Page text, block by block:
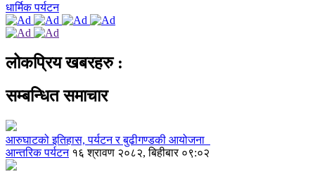
धार्मिक पर्यटन
लोकप्रिय खबरहरु :
सम्बन्धित समाचार
आरुघाटको इतिहास, पर्यटन र बुढीगण्डकी आयोजना
आन्तरिक पर्यटन १६ श्रावण २०८२, बिहीबार ०९:०२